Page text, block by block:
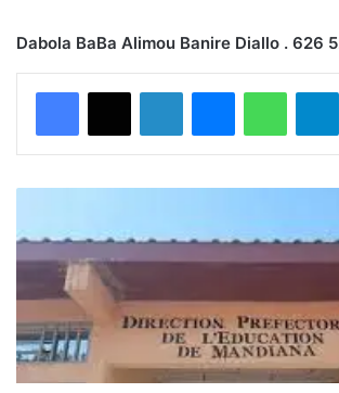
Dabola BaBa Alimou Banire Diallo . 626
Facebook
X LinkedinMessenger
AVEC
74,21%
LA
PRÉFECTURE
SE